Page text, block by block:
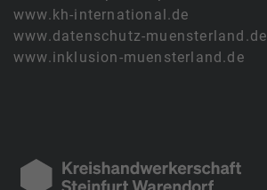
www.kh-international.de
www.datenschutz-muensterland.de
www.inklusion-muensterland.de